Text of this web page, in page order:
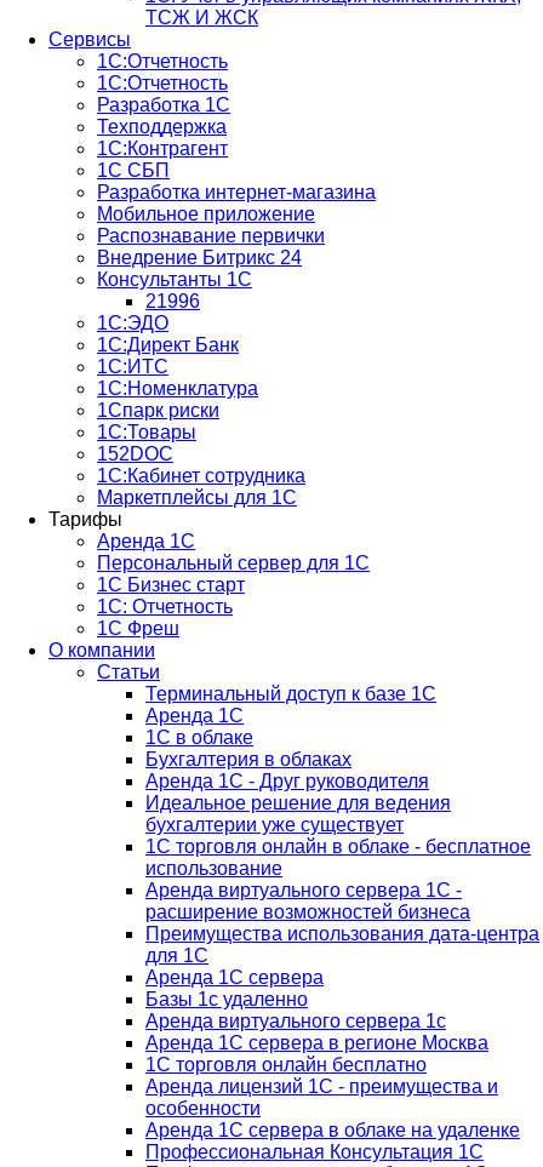
ТСЖ И ЖСК
Сервисы
1С:Отчетность
1С:Отчетность
Разработка 1С
Техподдержка
1С:Контрагент
1С СБП
Разработка интернет-магазина
Мобильное приложение
Распознавание первички
Внедрение Битрикс 24
Консультанты 1С
21996
1С:ЭДО
1С:Директ Банк
1С:ИТС
1С:Номенклатура
1Спарк риски
1С:Товары
152DOC
1С:Кабинет сотрудника
Маркетплейсы для 1С
Тарифы
Аренда 1С
Персональный сервер для 1С
1С Бизнес старт
1С: Отчетность
1C Фреш
О компании
Статьи
Терминальный доступ к базе 1С
Аренда 1С
1С в облаке
Бухгалтерия в облаках
Аренда 1С - Друг руководителя
Идеальное решение для ведения
бухгалтерии уже существует
1С торговля онлайн в облаке - бесплатное
использование
Аренда виртуального сервера 1С -
расширение возможностей бизнеса
Преимущества использования дата-центра
для 1С
Аренда 1С сервера
Базы 1с удаленно
Аренда виртуального сервера 1с
Аренда 1С сервера в регионе Москва
1С торговля онлайн бесплатно
Аренда лицензий 1С - преимущества и
особенности
Аренда 1С сервера в облаке на удаленке
Профессиональная Консультация 1С